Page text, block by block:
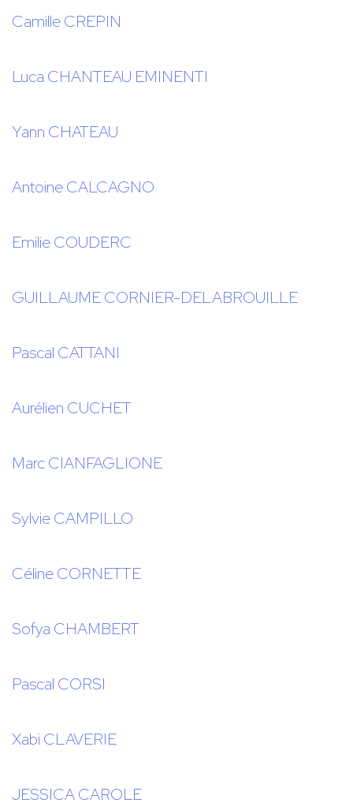
Camille CREPIN
Luca CHANTEAU EMINENTI
Yann CHATEAU
Antoine CALCAGNO
Emilie COUDERC
GUILLAUME CORNIER-DELABROUILLE
Pascal CATTANI
Aurélien CUCHET
Marc CIANFAGLIONE
Sylvie CAMPILLO
Céline CORNETTE
Sofya CHAMBERT
Pascal CORSI
Xabi CLAVERIE
JESSICA CAROLE